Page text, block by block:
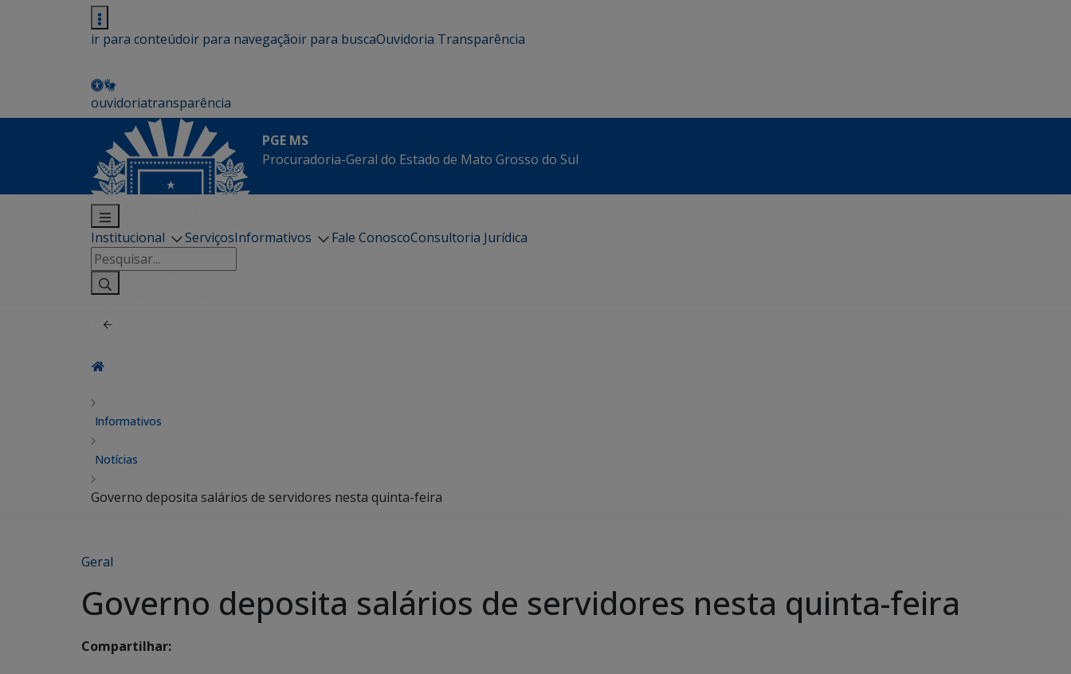
ir para conteúdoir para navegaçãoir para buscaOuvidoria Transparência
ouvidoriatransparência
PGE MS
Procuradoria-Geral do Estado de Mato Grosso do Sul
Institucional ServiçosInformativos Fale ConoscoConsultoria Jurídica
Pesquisar
por:
Informativos
Notícias
Governo deposita salários de servidores nesta quinta-feira
Geral
Governo deposita salários de servidores nesta quinta-feira
Compartilhar: